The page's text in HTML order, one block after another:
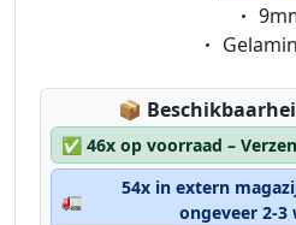
📦 Lagerstatus:
✅ 46x op voorraad –
🚛
54x in extern
ongeveer 2-3